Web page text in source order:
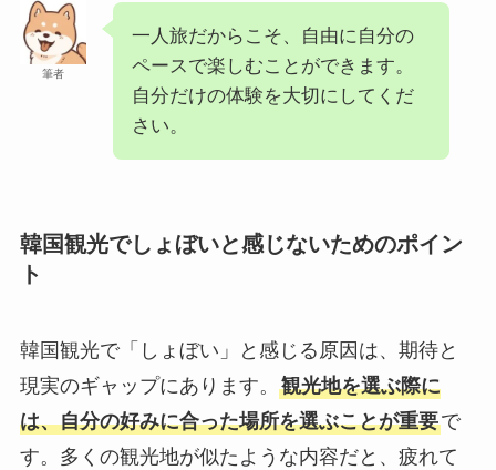
筆者
一人旅だからこそ、自由に自分の
ペースで楽しむことができます。
自分だけの体験を大切にしてくだ
さい。
韓国観光でしょぼいと感じないためのポイン
ト
韓国観光で「しょぼい」と感じる原因は、期待と
現実のギャップにあります。 観光地を選ぶ際に
は、自分の好みに合った場所を選ぶことが重要で
す。多くの観光地が似たような内容だと、疲れて